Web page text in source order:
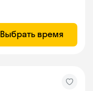
Выбрать время